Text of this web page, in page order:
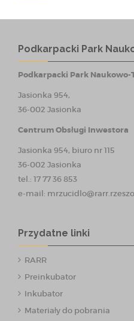
Podkarpacki Park
Podkarpacki Park Naukowo-
Jasionka 954,
36-002 Jasionka
Centrum Obsługi Inwestora
Jasionka 954, biuro nr 115
36-002 Jasionka
tel.: 17 77 36 853
e-mail:
Przydatne linki
RARR
Preinkubator
Inkubator
Materiały do pobrania